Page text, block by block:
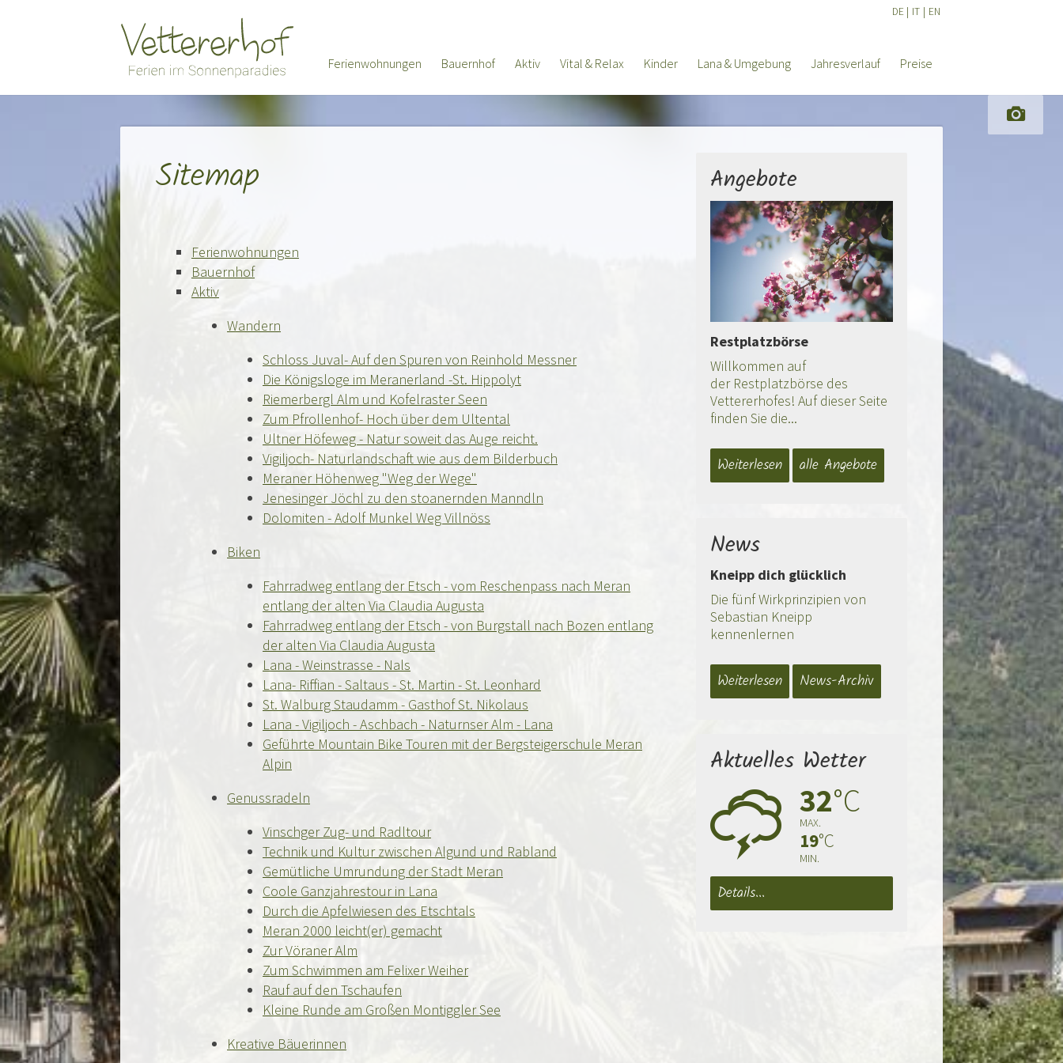
DE | IT | EN
Ferienwohnungen Bauernhof Aktiv Vital & Relax Kinder Lana & Umgebung Jahresverlauf Preise
Sitemap
Ferienwohnungen
Bauernhof
Aktiv
Wandern
Schloss Juval- Auf den Spuren von Reinhold Messner
Die Königsloge im Meranerland -St. Hippolyt
Riemerbergl Alm und Kofelraster Seen
Zum Pfrollenhof- Hoch über dem Ultental
Ultner Höfeweg - Natur soweit das Auge reicht.
Vigiljoch- Naturlandschaft wie aus dem Bilderbuch
Meraner Höhenweg "Weg der Wege"
Jenesinger Jöchl zu den stoanernden Manndln
Dolomiten - Adolf Munkel Weg Villnöss
Biken
Fahrradweg entlang der Etsch - vom Reschenpass nach Meran
entlang der alten Via Claudia Augusta
Fahrradweg entlang der Etsch - von Burgstall nach Bozen entlang
der alten Via Claudia Augusta
Lana - Weinstrasse - Nals
Lana- Riffian - Saltaus - St. Martin - St. Leonhard
St. Walburg Staudamm - Gasthof St. Nikolaus
Lana - Vigiljoch - Aschbach - Naturnser Alm - Lana
Geführte Mountain Bike Touren mit der Bergsteigerschule Meran
Alpin
Genussradeln
Vinschger Zug- und Radltour
Technik und Kultur zwischen Algund und Rabland
Gemütliche Umrundung der Stadt Meran
Coole Ganzjahrestour in Lana
Durch die Apfelwiesen des Etschtals
Meran 2000 leicht(er) gemacht
Zur Vöraner Alm
Zum Schwimmen am Felixer Weiher
Rauf auf den Tschaufen
Kleine Runde am Großen Montiggler See
Kreative Bäuerinnen
Angebote
Restplatzbörse
Willkommen auf
der Restplatzbörse des
Vettererhofes! Auf dieser Seite
finden Sie die...
Weiterlesen alle Angebote
News
Kneipp dich glücklich
Die fünf Wirkprinzipien von
Sebastian Kneipp
kennenlernen
Weiterlesen News-Archiv
Aktuelles Wetter
0 32°C
MAX.
19°C
MIN.
Details...